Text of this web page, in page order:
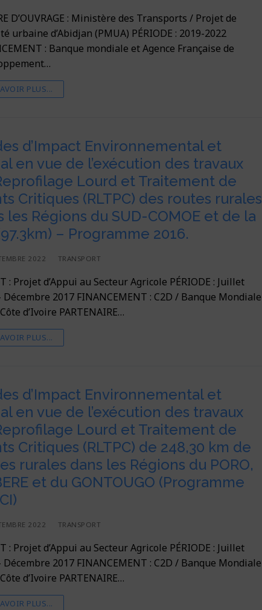
D’OUVRAGE : Ministère des Transports / Projet de
urbaine d’Abidjan (PMUA) PÉRIODE : 2019-2022
: Banque mondiale et Agence Française de
PLUS...
d’Impact Environnemental et
en vue de l’exécution des travaux
Lourd et Traitement de
Critiques (RLTPC) des routes rurales
les Régions du SUD-COMOE et de la
– Programme 2016.
2022 TRANSPORT
: Projet d’Appui au Secteur Agricole PÉRIODE : Juillet
Décembre 2017 FINANCEMENT : C2D / Banque Mondiale
Côte d’Ivoire PARTENAIRE…
PLUS...
d’Impact Environnemental et
en vue de l’exécution des travaux
Lourd et Traitement de
Critiques (RLTPC) de 248,30 km de
rurales dans les Régions du PORO,
et du GONTOUGO (Programme
2022 TRANSPORT
: Projet d’Appui au Secteur Agricole PÉRIODE : Juillet
Décembre 2017 FINANCEMENT : C2D / Banque Mondiale
Côte d’Ivoire PARTENAIRE…
PLUS...